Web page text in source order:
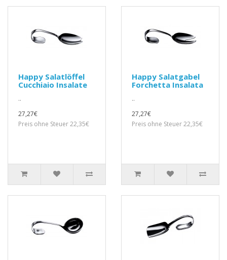
Happy Salatlöffel
Cucchiaio Insalate
..
27,27€
Preis ohne Steuer 22,35€
Happy Salatgabel
Forchetta Insalata
..
27,27€
Preis ohne Steuer 22,35€